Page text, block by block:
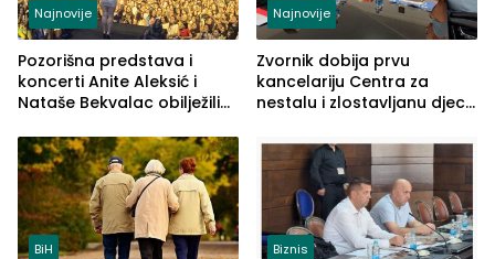
Najnovije
Pozorišna predstava i
koncerti Anite Aleksić i
Nataše Bekvalac obilježili
ljeta (FOTO)
Najnovije
Zvornik dobija prvu
kancelariju Centra za
nestalu i zlostavljanu djecu
BiH Biznis